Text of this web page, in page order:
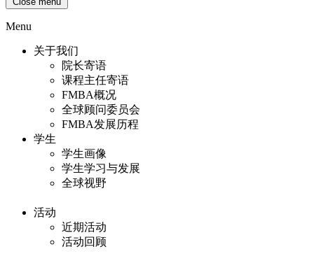
Menu
关于我们
院长寄语
课程主任寄语
FMBA概况
全球顾问委员会
FMBA发展历程
学生
学生画像
学生学习与发展
全球视野
活动
近期活动
活动回顾